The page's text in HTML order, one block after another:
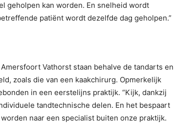
geholpen kan worden. En snelheid wordt
patiënt wordt dezelfde dag geholpen.”
Vathorst staan behalve de tandarts en
zoals die van een kaakchirurg. Opmerkelijk
in een eerstelijns praktijk. “Kijk, dankzij
tandtechnische delen. En het bespaart
naar een specialist buiten onze praktijk.